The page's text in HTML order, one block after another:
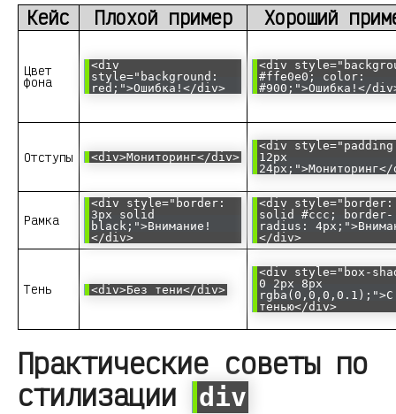
Кейс Плохой пример Хороший
Цвет
фона
<div
style="background:
red;">Ошибка!</div>
<div
#ffe0e0; color:
#900;">Ошибка!</
Отступы <div>Мониторинг</div>
<div
12px
Рамка
<div style="border:
3px solid
black;">Внимание!
</div>
<div style="border:
solid #ccc; border-
radius:
</div>
Тень <div>Без тени</div>
<div style="box-
0 2px 8px
rgba(0,0,0,0.1);">С
тенью</div>
Практические советы по
стилизации
div